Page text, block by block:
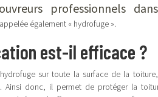
professionnels
également « hydrofuge ».
est-il efficace ?
sur toute la surface de la
Ainsi donc, il permet de protéger la